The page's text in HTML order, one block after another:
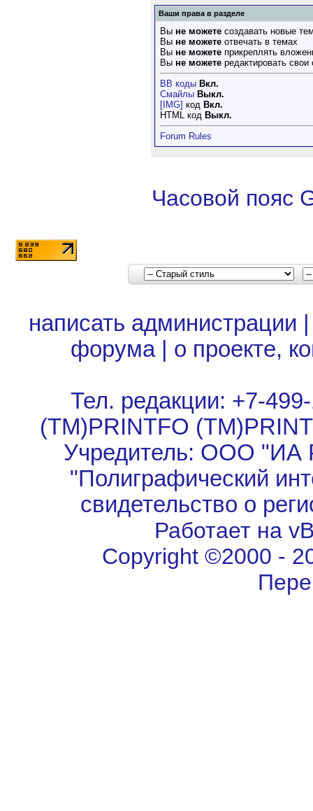
Ваши права в разделе
Вы не можете создавать новые
Вы не можете отвечать в темах
Вы не можете прикреплять
Вы не можете редактировать
BB коды Вкл.
Смайлы Выкл.
[IMG] код Вкл.
HTML код Выкл.
Forum Rules
Часовой пояс
написать администрации
форума| о проекте,
Тел. редакции: +7-
(TM)PRINTFO
Учредитель: ООО "ИА
"Полиграфический
свидетельство о
Работает на
Copyright ©2000 -